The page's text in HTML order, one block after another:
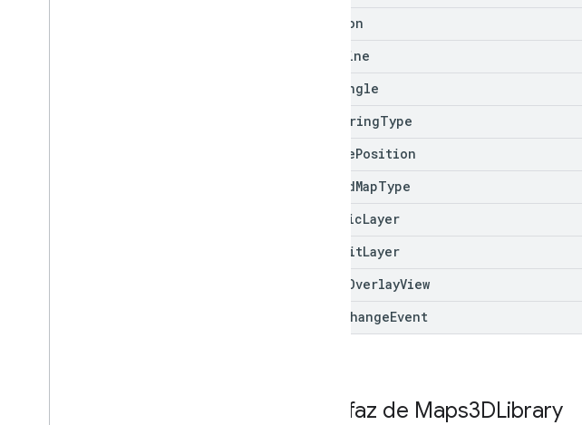
Polygon
Polyline
Rectangle
RenderingType
StrokePosition
StyledMapType
TrafficLayer
TransitLayer
GLOverlayView
ChangeEvent
Interfaz de Maps3DLibrary